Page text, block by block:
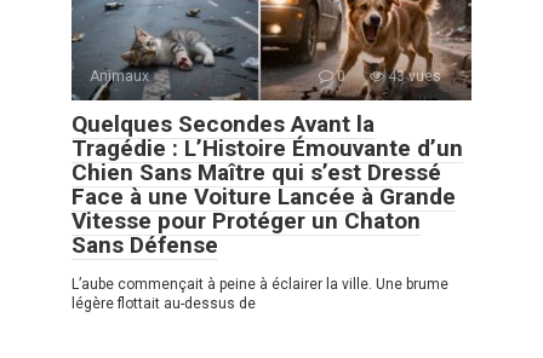
Animaux 0 43 vues
Quelques Secondes Avant la
Tragédie : L’Histoire Émouvante d’un
Chien Sans Maître qui s’est Dressé
Face à une Voiture Lancée à Grande
Vitesse pour Protéger un Chaton
Sans Défense
L’aube commençait à peine à éclairer la ville. Une brume
légère flottait au-dessus de